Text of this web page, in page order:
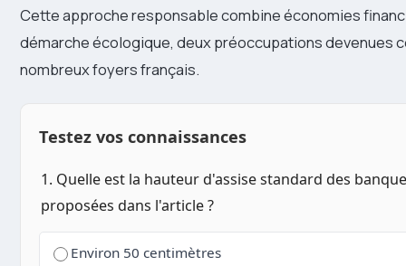
Cette approche responsable combine économies
démarche écologique, deux préoccupations devenues
nombreux foyers français.
Testez vos connaissances
1. Quelle est la hauteur d'assise standard des
proposées dans l'article ?
Environ 50 centimètres